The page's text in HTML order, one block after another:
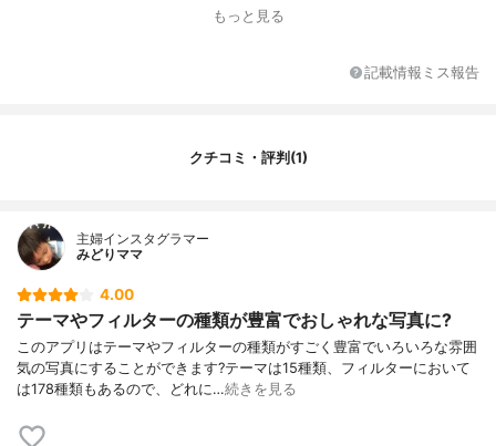
もっと見る
記載情報ミス報告
クチコミ・評判(1)
主婦インスタグラマー
みどりママ
4.00
テーマやフィルターの種類が豊富でおしゃれな写真に?
このアプリはテーマやフィルターの種類がすごく豊富でいろいろな雰囲
気の写真にすることができます?テーマは15種類、フィルターにおいて
は178種類もあるので、どれに…続きを見る